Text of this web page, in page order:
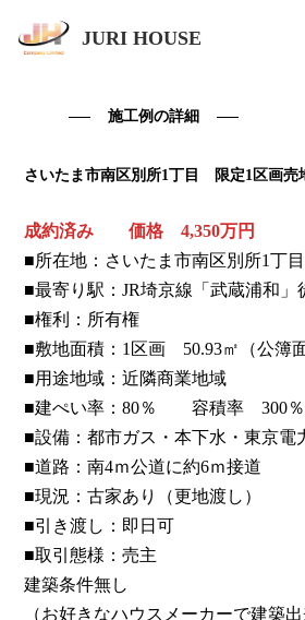
JURI HOUSE
施工例の詳細
さいたま市南区別所1丁目 限定1区画売
成約済み
価格 4,350万円
■所在地：さいたま市南区別所1丁目
■最寄り駅：JR埼京線「武蔵浦和」
■権利：所有権
■敷地面積：1区画 50.93㎡（公簿面
■用途地域：近隣商業地域
■建ぺい率：80％ 容積率 300％
■設備：都市ガス・本下水・東京電
■道路：南4ｍ公道に約6ｍ接道
■現況：古家あり（更地渡し）
■引き渡し：即日可
■取引態様：売主
建築条件無し
（お好きなハウスメーカーで建築出